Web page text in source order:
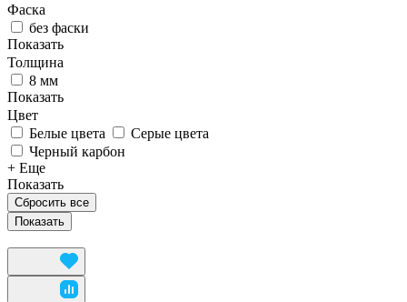
Фаска
без фаски
Показать
Толщина
8 мм
Показать
Цвет
Белые цвета
Серые цвета
Черный карбон
+ Еще
Показать
Сбросить все